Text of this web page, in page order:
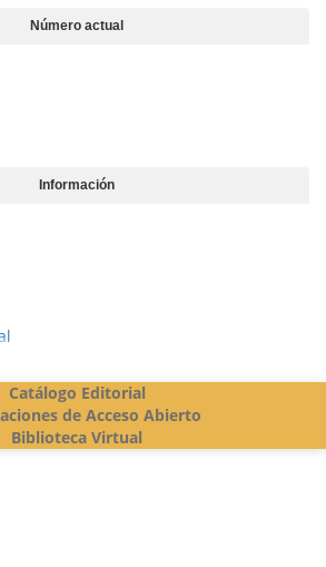
Número actual
Información
Catálogo Editorial
de Acceso Abierto
Biblioteca Virtual